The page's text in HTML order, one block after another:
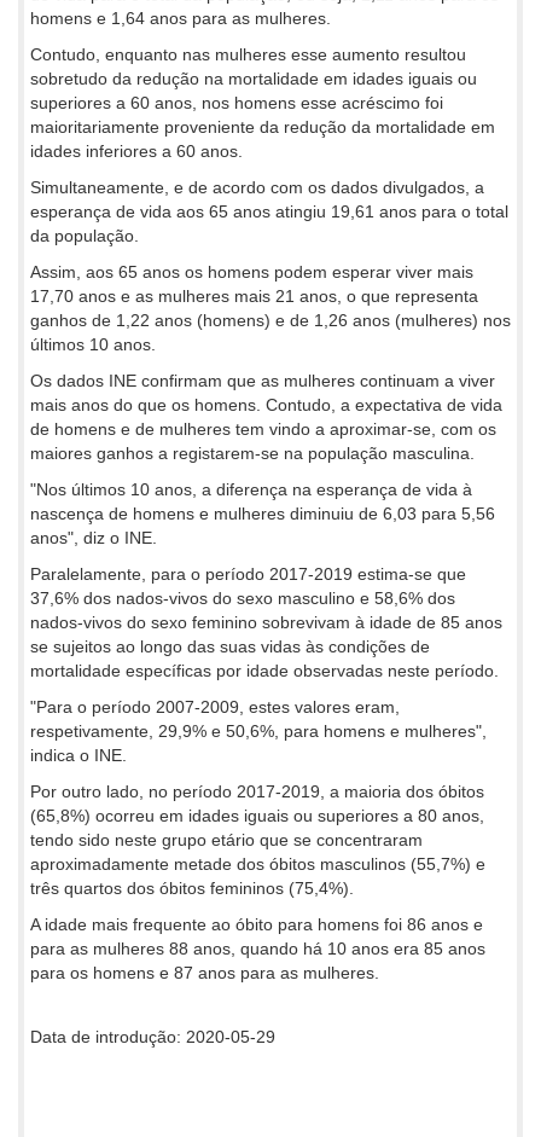
homens e 1,64 anos para as mulheres.
Contudo, enquanto nas mulheres esse aumento resultou
sobretudo da redução na mortalidade em idades iguais ou
superiores a 60 anos, nos homens esse acréscimo foi
maioritariamente proveniente da redução da mortalidade em
idades inferiores a 60 anos.
Simultaneamente, e de acordo com os dados divulgados, a
esperança de vida aos 65 anos atingiu 19,61 anos para o total
da população.
Assim, aos 65 anos os homens podem esperar viver mais
17,70 anos e as mulheres mais 21 anos, o que representa
ganhos de 1,22 anos (homens) e de 1,26 anos (mulheres) nos
últimos 10 anos.
Os dados INE confirmam que as mulheres continuam a viver
mais anos do que os homens. Contudo, a expectativa de vida
de homens e de mulheres tem vindo a aproximar-se, com os
maiores ganhos a registarem-se na população masculina.
"Nos últimos 10 anos, a diferença na esperança de vida à
nascença de homens e mulheres diminuiu de 6,03 para 5,56
anos", diz o INE.
Paralelamente, para o período 2017-2019 estima-se que
37,6% dos nados-vivos do sexo masculino e 58,6% dos
nados-vivos do sexo feminino sobrevivam à idade de 85 anos
se sujeitos ao longo das suas vidas às condições de
mortalidade específicas por idade observadas neste período.
"Para o período 2007-2009, estes valores eram,
respetivamente, 29,9% e 50,6%, para homens e mulheres",
indica o INE.
Por outro lado, no período 2017-2019, a maioria dos óbitos
(65,8%) ocorreu em idades iguais ou superiores a 80 anos,
tendo sido neste grupo etário que se concentraram
aproximadamente metade dos óbitos masculinos (55,7%) e
três quartos dos óbitos femininos (75,4%).
A idade mais frequente ao óbito para homens foi 86 anos e
para as mulheres 88 anos, quando há 10 anos era 85 anos
para os homens e 87 anos para as mulheres.
Data de introdução: 2020-05-29